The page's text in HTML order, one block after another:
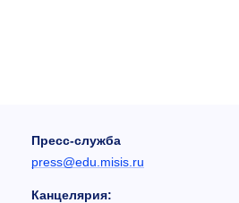
Пресс-служба
press@edu.misis.ru
Канцелярия: